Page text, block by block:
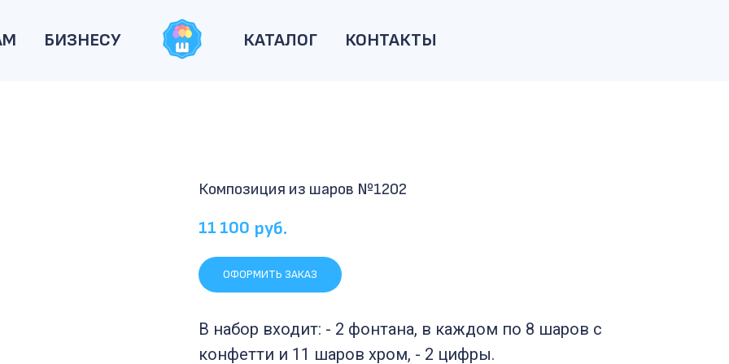
БИЗНЕСУ КАТАЛОГ КОНТАКТЫ
Композиция из шаров №1202
11 100 руб.
ОФОРМИТЬ ЗАКАЗ
В набор входит: - 2 фонтана, в каждом по 8 шаров с
конфетти и 11 шаров хром, - 2 цифры.